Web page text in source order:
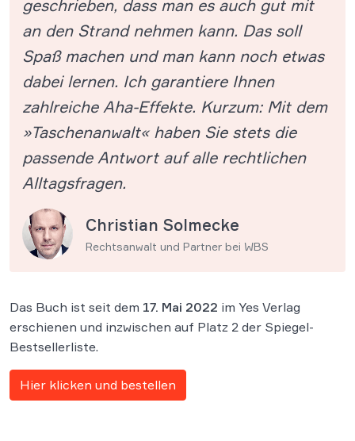
geschrieben, dass man es auch gut mit
an den Strand nehmen kann. Das soll
Spaß machen und man kann noch etwas
dabei lernen. Ich garantiere Ihnen
zahlreiche Aha-Effekte. Kurzum: Mit dem
»Taschenanwalt« haben Sie stets die
passende Antwort auf alle rechtlichen
Alltagsfragen.
Christian Solmecke
Rechtsanwalt und Partner bei WBS
Das Buch ist seit dem 17. Mai 2022 im Yes Verlag
erschienen und inzwischen auf Platz 2 der Spiegel-
Bestsellerliste.
Hier klicken und bestellen